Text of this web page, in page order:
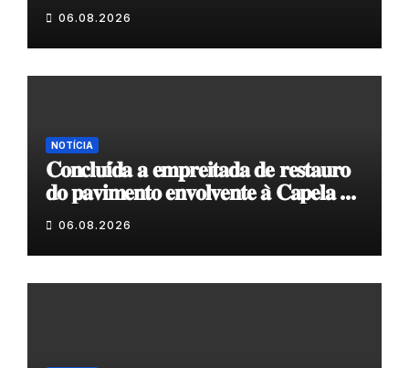
06.08.2026
NOTÍCIA
𝐂𝐨𝐧𝐜𝐥𝐮𝐢́𝐝𝐚 𝐚 𝐞𝐦𝐩𝐫𝐞𝐢𝐭𝐚𝐝𝐚 𝐝𝐞 𝐫𝐞𝐬𝐭𝐚𝐮𝐫𝐨
𝐝𝐨 𝐩𝐚𝐯𝐢𝐦𝐞𝐧𝐭𝐨 𝐞𝐧𝐯𝐨𝐥𝐯𝐞𝐧𝐭𝐞 𝐚̀ 𝐂𝐚𝐩𝐞𝐥𝐚 𝐝𝐞
𝐂𝐨𝐯𝐚𝐬
06.08.2026